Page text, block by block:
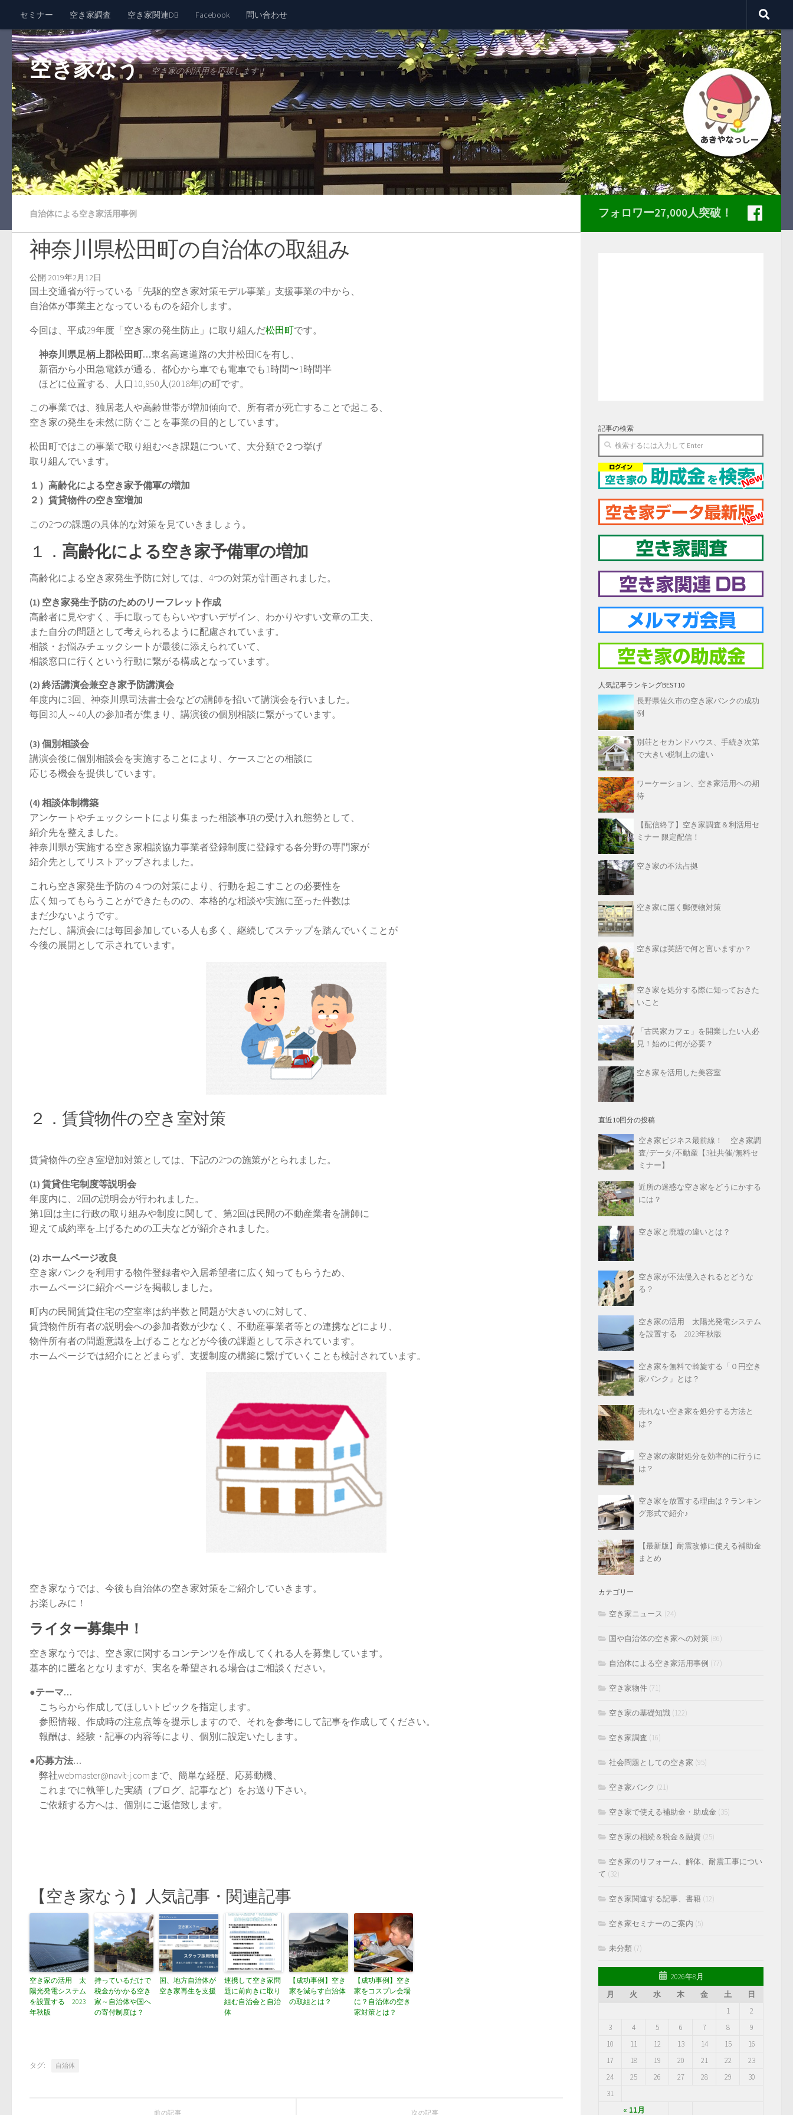
セミナー 空き家調査 空き家関連DB Facebook 問い合わせ
空き家なう 空き家の利活用を応援します！
自治体による空き家活用事例
神奈川県松田町の自治体の取組み
公開 2019年2月12日
国土交通省が行っている「先駆的空き家対策モデル事業」支援事業の中から、
自治体が事業主となっているものを紹介します。
今回は、平成29年度「空き家の発生防止」に取り組んだ松田町です。
神奈川県足柄上郡松田町…東名高速道路の大井松田ICを有し、
新宿から小田急電鉄が通る、都心から車でも電車でも1時間〜1時間半
ほどに位置する、人口10,950人(2018年)の町です。
この事業では、独居老人や高齢世帯が増加傾向で、所有者が死亡することで起こる、
空き家の発生を未然に防ぐことを事業の目的としています。
松田町ではこの事業で取り組むべき課題について、大分類で２つ挙げ
取り組んでいます。
１）高齢化による空き家予備軍の増加
２）賃貸物件の空き室増加
この2つの課題の具体的な対策を見ていきましょう。
１． 高齢化による空き家予備軍の増加
高齢化による空き家発生予防に対しては、4つの対策が計画されました。
(1) 空き家発生予防のためのリーフレット作成
高齢者に見やすく、手に取ってもらいやすいデザイン、わかりやすい文章の工夫、
また自分の問題として考えられるように配慮されています。
相談・お悩みチェックシートが最後に添えられていて、
相談窓口に行くという行動に繋がる構成となっています。
(2) 終活講演会兼空き家予防講演会
年度内に3回、神奈川県司法書士会などの講師を招いて講演会を行いました。
毎回30人～40人の参加者が集まり、講演後の個別相談に繋がっています。
(3) 個別相談会
講演会後に個別相談会を実施することにより、ケースごとの相談に
応じる機会を提供しています。
(4) 相談体制構築
アンケートやチェックシートにより集まった相談事項の受け入れ態勢として、
紹介先を整えました。
神奈川県が実施する空き家相談協力事業者登録制度に登録する各分野の専門家が
紹介先としてリストアップされました。
これら空き家発生予防の４つの対策により、行動を起こすことの必要性を
広く知ってもらうことができたものの、本格的な相談や実施に至った件数は
まだ少ないようです。
ただし、講演会には毎回参加している人も多く、継続してステップを踏んでいくことが
今後の展開として示されています。
２．賃貸物件の空き室対策
賃貸物件の空き室増加対策としては、下記の2つの施策がとられました。
(1) 賃貸住宅制度等説明会
年度内に、2回の説明会が行われました。
第1回は主に行政の取り組みや制度に関して、第2回は民間の不動産業者を講師に
迎えて成約率を上げるための工夫などが紹介されました。
(2) ホームページ改良
空き家バンクを利用する物件登録者や入居希望者に広く知ってもらうため、
ホームページに紹介ページを掲載しました。
町内の民間賃貸住宅の空室率は約半数と問題が大きいのに対して、
賃貸物件所有者の説明会への参加者数が少なく、不動産事業者等との連携などにより、
物件所有者の問題意識を上げることなどが今後の課題として示されています。
ホームページでは紹介にとどまらず、支援制度の構築に繋げていくことも検討されています。
空き家なうでは、今後も自治体の空き家対策をご紹介していきます。
お楽しみに！
ライター募集中！
空き家なうでは、空き家に関するコンテンツを作成してくれる人を募集しています。
基本的に匿名となりますが、実名を希望される場合はご相談ください。
●テーマ…
こちらから作成してほしいトピックを指定します。
参照情報、作成時の注意点等を提示しますので、それを参考にして記事を作成してください。
報酬は、経験・記事の内容等により、個別に設定いたします。
●応募方法…
弊社webmaster@navit-j.comまで、簡単な経歴、応募動機、
これまでに執筆した実績（ブログ、記事など）をお送り下さい。
ご依頼する方へは、個別にご返信致します。
【空き家なう】人気記事・関連記事
空き家の活用 太
陽光発電システム
を設置する 2023
年秋版
持っているだけで
税金がかかる空き
家～自治体や国へ
の寄付制度は？
国、地方自治体が
空き家再生を支援
連携して空き家問
題に前向きに取り
組む自治会と自治
体
【成功事例】空き
家を減らす自治体
の取組とは？
【成功事例】空き
家をコスプレ会場
に？自治体の空き
家対策とは？
タグ: 自治体
次の記事
前の記事
フォロワー27,000人突破！
記事の検索
人気記事ランキングBEST10
長野県佐久市の空き家バンクの成功
例
別荘とセカンドハウス、手続き次第
で大きい税制上の違い
ワーケーション、空き家活用への期
待
【配信終了】空き家調査＆利活用セ
ミナー 限定配信！
空き家の不法占拠
空き家に届く郵便物対策
空き家は英語で何と言いますか？
空き家を処分する際に知っておきた
いこと
「古民家カフェ」を開業したい人必
見！始めに何が必要？
空き家を活用した美容室
直近10回分の投稿
空き家ビジネス最前線！ 空き家調
査/データ/不動産【3社共催/無料セ
ミナー】
近所の迷惑な空き家をどうにかする
には？
空き家と廃墟の違いとは？
空き家が不法侵入されるとどうな
る？
空き家の活用 太陽光発電システム
を設置する 2023年秋版
空き家を無料で斡旋する「０円空き
家バンク」とは？
売れない空き家を処分する方法と
は？
空き家の家財処分を効率的に行うに
は？
空き家を放置する理由は？ランキン
グ形式で紹介♪
【最新版】耐震改修に使える補助金
まとめ
カテゴリー
空き家ニュース (24)
国や自治体の空き家への対策 (86)
自治体による空き家活用事例 (77)
空き家物件 (71)
空き家の基礎知識 (122)
空き家調査 (16)
社会問題としての空き家 (95)
空き家バンク (21)
空き家で使える補助金・助成金 (35)
空き家の相続＆税金＆融資 (25)
空き家のリフォーム、解体、耐震工事につい
て (32)
空き家関連する記事、書籍 (12)
空き家セミナーのご案内 (5)
未分類 (7)
2026年8月
月
火 水 木 金 土 日
« 11月
1
2
3
4 5 6 7 8
9
10
11 12 13 14 15
16
17
18 19 20 21 22
23
24
25 26 27 28 29
30
31